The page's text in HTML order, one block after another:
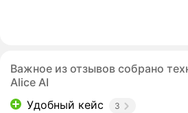
Важное из отзывов собрано
Alice AI
Удобный кейс
3